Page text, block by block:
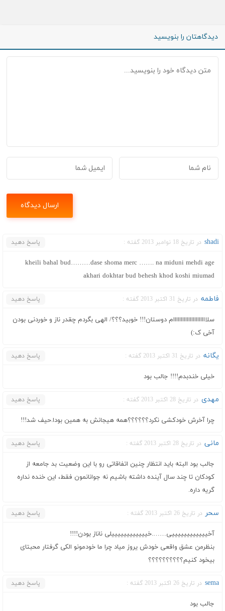
دیدگاهتان را بنویسید
shadi در تاریخ 18 نوامبر 2013 گفته : پاسخ دهید
kheili bahal bud………dase shoma merc ……. na miduni mehdi age
akhari dokhtar bud behesh khod koshi miumad
فاطمه در تاریخ 31 اکتبر 2013 گفته : پاسخ دهید
سلاااااااااااااااااااااام دوستان!!! خوبید؟؟؟/ الهی بگردم چقدر ناز و خوردنی بودن
آخی ک:)
یگانه در تاریخ 31 اکتبر 2013 گفته : پاسخ دهید
خیلی خندبدم!!!! جالب بود
مهدی در تاریخ 28 اکتبر 2013 گفته : پاسخ دهید
چرا آخرش خودکشی نکرد؟؟؟؟؟؟همه هیجانش به همین بودا.حیف شد!!!
مانی در تاریخ 28 اکتبر 2013 گفته : پاسخ دهید
جالب بود البته باید انتظار چنین اتفاقاتی رو با این وضعیت بد جامعه از
کودکان تا چند سال آینده داشته باشیم نه جوانانمون فقط، این خنده نداره
گریه داره.
سحر در تاریخ 26 اکتبر 2013 گفته : پاسخ دهید
آخییییییییییییی…….خییییییییییییلی ناناز بودن!!!!
بنظرمن عشق واقعی خودش یروز میاد چرا ما خودمونو الکی گرفتار محبتای
بیخود کنیم؟؟؟؟؟؟؟؟؟؟
sema در تاریخ 26 اکتبر 2013 گفته : پاسخ دهید
جالب بود